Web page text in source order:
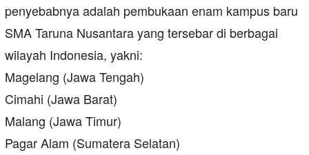
penyebabnya adalah pembukaan enam kampus baru
SMA Taruna Nusantara yang tersebar di berbagai
wilayah Indonesia, yakni:
Magelang (Jawa Tengah)
Cimahi (Jawa Barat)
Malang (Jawa Timur)
Pagar Alam (Sumatera Selatan)